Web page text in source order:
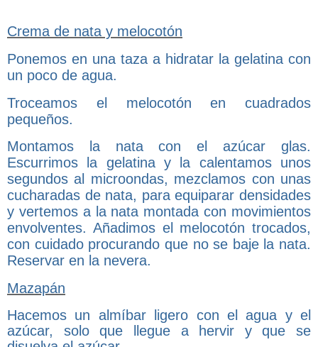
Crema de nata y melocotón
Ponemos en una taza a hidratar la gelatina con
un poco de agua.
Troceamos el melocotón en cuadrados
pequeños.
Montamos la nata con el azúcar glas.
Escurrimos la gelatina y la calentamos unos
segundos al microondas, mezclamos con unas
cucharadas de nata, para equiparar densidades
y vertemos a la nata montada con movimientos
envolventes. Añadimos el melocotón trocados,
con cuidado procurando que no se baje la nata.
Reservar en la nevera.
Mazapán
Hacemos un almíbar ligero con el agua y el
azúcar, solo que llegue a hervir y que se